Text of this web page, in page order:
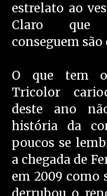
estrelato ao
Claro que
conseguem são
O que tem
Tricolor
deste ano
história da
poucos se
a chegada de
em 2009 como